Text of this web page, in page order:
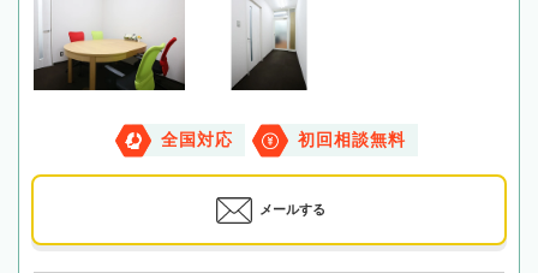
全国対応 初回相談無料
メールする